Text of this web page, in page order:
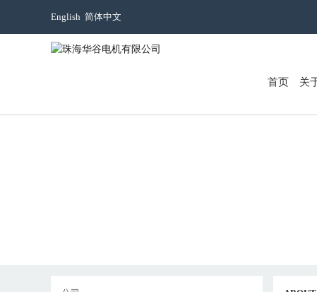
English 简体中文
首页 关